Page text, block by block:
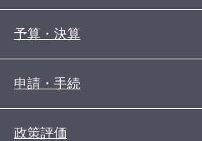
予算・決算
申請・手続
政策評価